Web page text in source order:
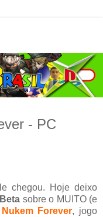
- PC
chegou. Hoje deixo
sobre o MUITO (e
Forever, jogo